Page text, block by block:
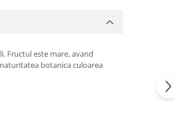
Fructul este mare, avand
botanica culoarea